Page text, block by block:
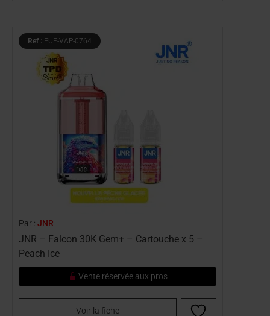
Ref : PUF-VAP-0764
Par : JNR
JNR – Falcon 30K Gem+ – Cartouche x 5 –
Peach Ice
Vente réservée aux pros
Voir la fiche